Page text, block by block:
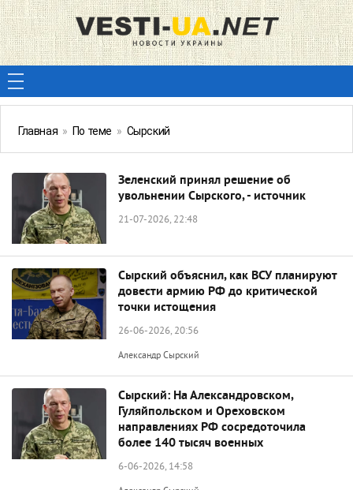
Главная » По теме » Сырский
Зеленский принял решение об
увольнении Сырского, - источник
21-07-2026, 22:48
Сырский объяснил, как ВСУ планируют
довести армию РФ до критической
точки истощения
26-06-2026, 20:56
Александр Сырский
Сырский: На Александровском,
Гуляйпольском и Ореховском
направлениях РФ сосредоточила
более 140 тысяч военных
6-06-2026, 14:58